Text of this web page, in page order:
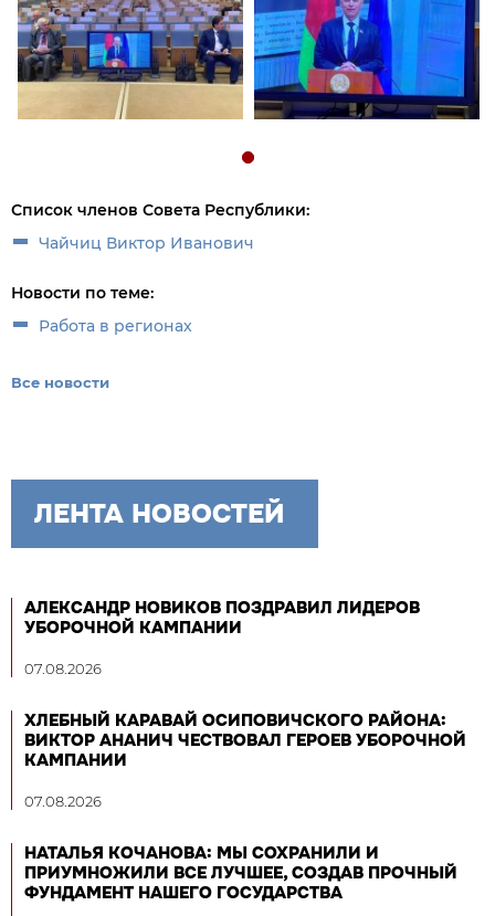
Список членов Совета Республики:
Чайчиц Виктор Иванович
Новости по теме:
Работа в регионах
Все новости
ЛЕНТА НОВОСТЕЙ
АЛЕКСАНДР НОВИКОВ ПОЗДРАВИЛ ЛИДЕРОВ
УБОРОЧНОЙ КАМПАНИИ
07.08.2026
ХЛЕБНЫЙ КАРАВАЙ ОСИПОВИЧСКОГО РАЙОНА:
ВИКТОР АНАНИЧ ЧЕСТВОВАЛ ГЕРОЕВ УБОРОЧНОЙ
КАМПАНИИ
07.08.2026
НАТАЛЬЯ КОЧАНОВА: МЫ СОХРАНИЛИ И
ПРИУМНОЖИЛИ ВСЕ ЛУЧШЕЕ, СОЗДАВ ПРОЧНЫЙ
ФУНДАМЕНТ НАШЕГО ГОСУДАРСТВА